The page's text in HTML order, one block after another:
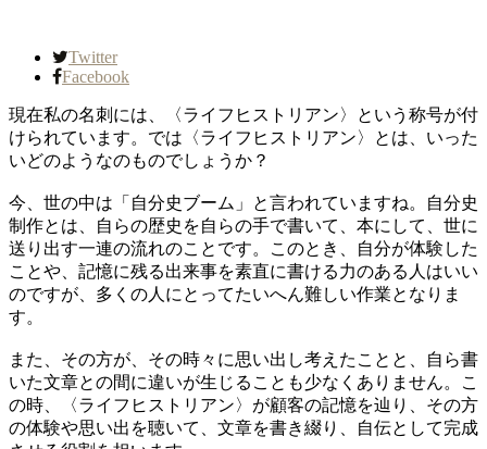
Twitter
Facebook
現在私の名刺には、〈ライフヒストリアン〉という称号が付
けられています。では〈ライフヒストリアン〉とは、いった
いどのようなのものでしょうか？
今、世の中は「自分史ブーム」と言われていますね。自分史
制作とは、自らの歴史を自らの手で書いて、本にして、世に
送り出す一連の流れのことです。このとき、自分が体験した
ことや、記憶に残る出来事を素直に書ける力のある人はいい
のですが、多くの人にとってたいへん難しい作業となりま
す。
また、その方が、その時々に思い出し考えたことと、自ら書
いた文章との間に違いが生じることも少なくありません。こ
の時、〈ライフヒストリアン〉が顧客の記憶を辿り、その方
の体験や思い出を聴いて、文章を書き綴り、自伝として完成